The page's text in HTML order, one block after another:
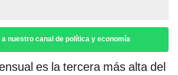
a nuestro canal de política y economía
es la tercera más alta del